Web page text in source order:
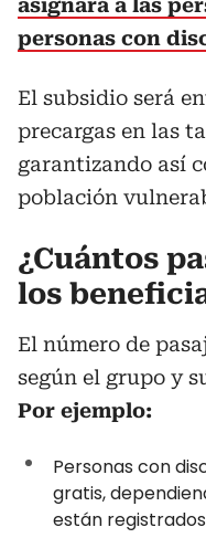
asignará a las
personas con
El subsidio será
precargas en las
garantizando así
población
¿Cuántos
los
El número de
según el grupo y
Por ejemplo:
Personas con
gratis,
están